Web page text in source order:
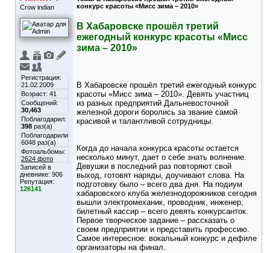
Crow indian
Регистрация:
21.02.2009
Возраст: 41
Сообщений:
30,463
Поблагодарил:
398 раз(а)
Поблагодарили
6048 раз(а)
Фотоальбомы:
2624 фото
Записей в
дневнике: 906
Репутация:
126141
конкурс красоты «Мисс зима – 2010»
В Хабаровске прошёл третий
ежегодный конкурс красоты «Мисс
зима – 2010»
В Хабаровске прошёл третий ежегодный конкурс
красоты «Мисс зима – 2010». Девять участниц
из разных предприятий Дальневосточной
железной дороги боролись за звание самой
красивой и талантливой сотрудницы.
Когда до начала конкурса красоты остается
несколько минут, дает о себе знать волнение.
Девушки в последний раз повторяют свой
выход, готовят наряды, доучивают слова. На
подготовку было – всего два дня. На подиум
хабаровского клуба железнодорожников сегодня
вышли электромеханик, проводник, инженер,
билетный кассир – всего девять конкурсанток.
Первое творческое задание – рассказать о
своем предприятии и представить профессию.
Самое интересное: вокальный конкурс и дефиле
организаторы на финал.